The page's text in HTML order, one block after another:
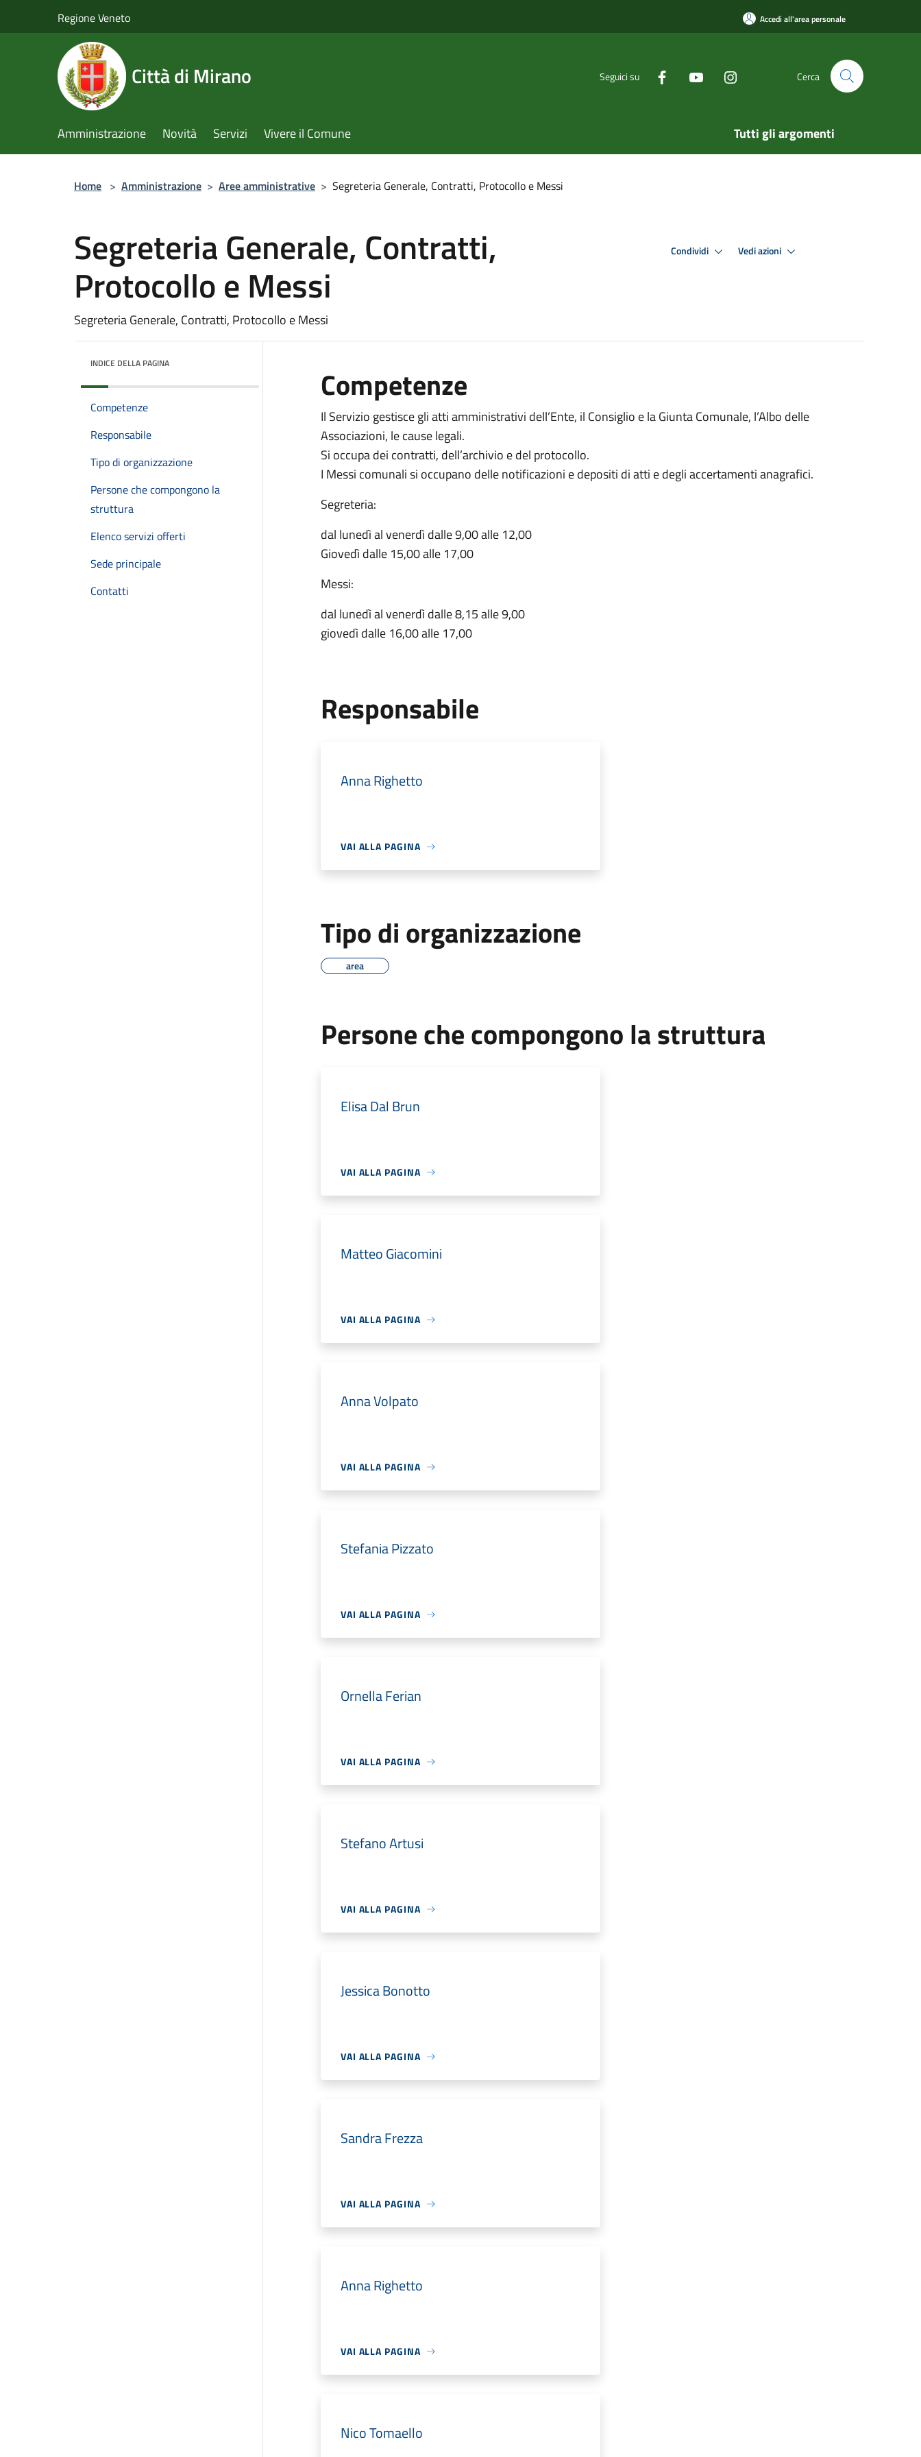
Regione Veneto Accedi all'area personale
Città di Mirano Seguici su Cerca
Amministrazione Novità Servizi Vivere il Comune Tutti gli argomenti
Home > Amministrazione > Aree amministrative > Segreteria Generale, Contratti, Protocollo e Messi
Segreteria Generale, Contratti,
Protocollo e Messi
Segreteria Generale, Contratti, Protocollo e Messi
Condividi Vedi azioni
INDICE DELLA PAGINA
Competenze
Responsabile
Tipo di organizzazione
Persone che compongono la
struttura
Elenco servizi offerti
Sede principale
Contatti
Competenze
Il Servizio gestisce gli atti amministrativi dell’Ente, il Consiglio e la Giunta Comunale, l’Albo delle
Associazioni, le cause legali.
Si occupa dei contratti, dell’archivio e del protocollo.
I Messi comunali si occupano delle notificazioni e depositi di atti e degli accertamenti anagrafici.
Segreteria:
dal lunedì al venerdì dalle 9,00 alle 12,00
Giovedì dalle 15,00 alle 17,00
Messi:
dal lunedì al venerdì dalle 8,15 alle 9,00
giovedì dalle 16,00 alle 17,00
Responsabile
Anna Righetto
VAI ALLA PAGINA
Tipo di organizzazione
area
Persone che compongono la struttura
Elisa Dal Brun
VAI ALLA PAGINA
Matteo Giacomini
VAI ALLA PAGINA
Anna Volpato
VAI ALLA PAGINA
Stefania Pizzato
VAI ALLA PAGINA
Ornella Ferian
VAI ALLA PAGINA
Stefano Artusi
VAI ALLA PAGINA
Jessica Bonotto
VAI ALLA PAGINA
Sandra Frezza
VAI ALLA PAGINA
Anna Righetto
VAI ALLA PAGINA
Nico Tomaello